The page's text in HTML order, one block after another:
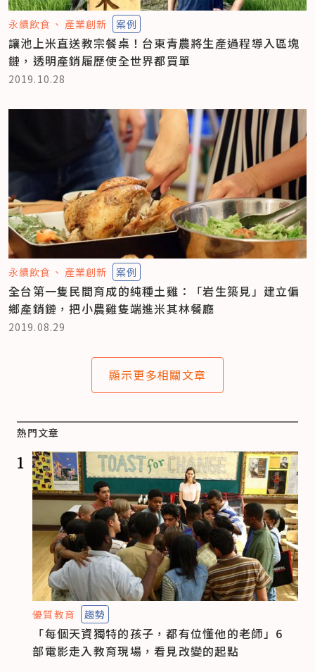
永續飲食 產業創新 案例
讓池上米直送教宗餐桌！台東青農將生產過程導入區塊
鏈，透明產銷履歷使全世界都買單
2019.10.28
永續飲食 產業創新 案例
全台第一隻民間育成的純種土雞：「岩生築見」建立偏
鄉產銷鏈，把小農雞隻端進米其林餐廳
2019.08.29
顯示更多相關文章
熱門文章
1
優質教育 趨勢
「每個天資獨特的孩子，都有位懂他的老師」6
部電影走入教育現場，看見改變的起點